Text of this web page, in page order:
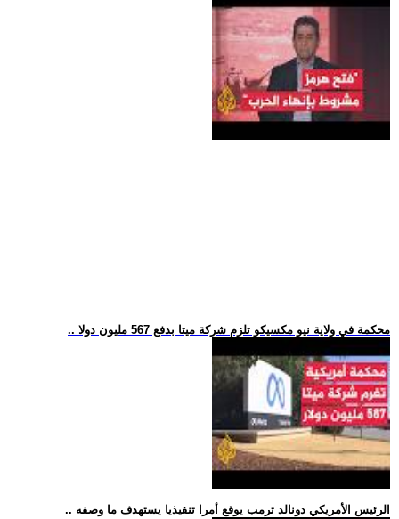
.. محكمة في ولاية نيو مكسيكو تلزم شركة ميتا بدفع 567 مليون دولا
.. الرئيس الأمريكي دونالد ترمب يوقع أمرا تنفيذيا يستهدف ما وصفه